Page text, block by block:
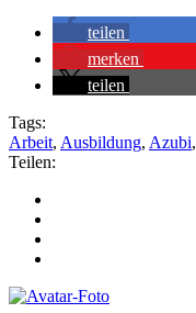
teilen
merken
teilen
Tags:
Arbeit, Ausbildung, Azubi,
Teilen: